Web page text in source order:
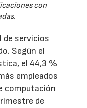
con
de servicios
Según el
el 44,3 %
empleados
computación
de